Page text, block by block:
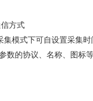
信方式
集模式下可自设置采集时
数的协议、名称、图标